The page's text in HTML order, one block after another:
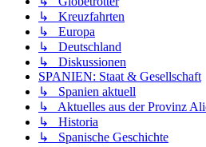
↳ Kreuzfahrten
↳ Europa
↳ Deutschland
↳ Diskussionen
SPANIEN: Staat & Gesellschaft
↳ Spanien aktuell
↳ Aktuelles aus der Provinz
↳ Historia
↳ Spanische Geschichte